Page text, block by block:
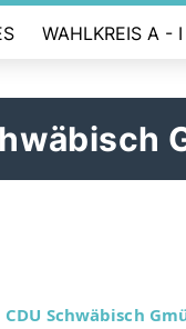
WAHLKREIS A - I
CDU Schwäbisch